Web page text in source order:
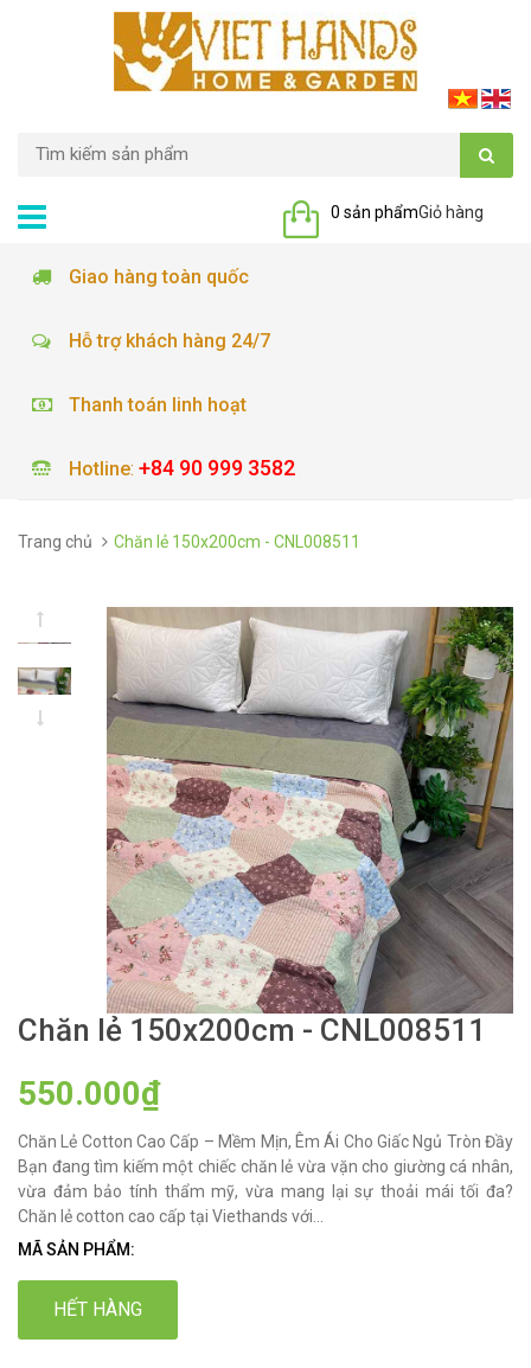
Giỏ hàng
0 sản phẩm
Giao hàng toàn quốc
Hỗ trợ khách hàng 24/7
Thanh toán linh hoạt
Hotline: +84 90 999 3582
Trang chủ Chăn lẻ 150x200cm - CNL008511
Chăn lẻ 150x200cm - CNL008511
550.000₫
Chăn Lẻ Cotton Cao Cấp – Mềm Mịn, Êm Ái Cho Giấc Ngủ Tròn Đầy
Bạn đang tìm kiếm một chiếc chăn lẻ vừa vặn cho giường cá nhân,
vừa đảm bảo tính thẩm mỹ, vừa mang lại sự thoải mái tối đa?
Chăn lẻ cotton cao cấp tại Viethands với...
MÃ SẢN PHẨM:
HẾT HÀNG